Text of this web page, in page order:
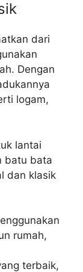
dari
Dengan
logam,
lantai
batu bata
dan klasik
rumah,
terbaik,